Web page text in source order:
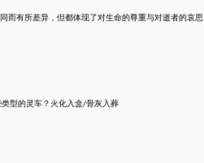
有所差异，但都体现了对生命的尊重与对逝者的哀思
类型的灵车？ 火化入盒/骨灰入葬